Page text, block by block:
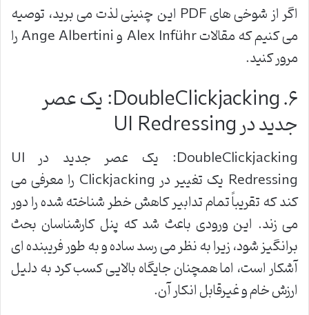
اگر از شوخی های
این چنینی لذت می برید، توصیه
می کنیم که مقالاتAlex Inführ وAnge Albertini
را
مرور کنید.
۶. DoubleClickjacking: یک عصر
جدید در
DoubleClickjacking: یک عصر جدید در UI
Redressing یک تغییر در
را معرفی می
کند که تقریباً تمام تدابیر کاهش خطر شناخته شده را دور
می زند. این ورودی باعث شد که پنل کارشناسان بحث
برانگیز شود، زیرا به نظر می رسد ساده و به طور فریبنده ای
آشکار است، اما همچنان جایگاه بالایی کسب کرد به دلیل
ارزش خام و غیرقابل انکار آن.